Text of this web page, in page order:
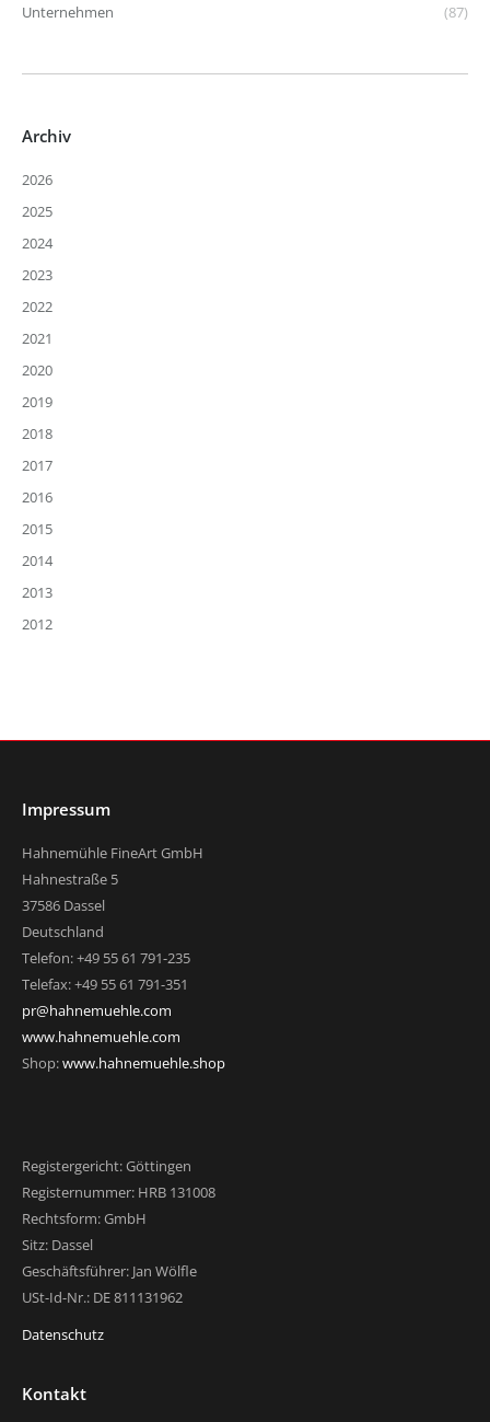
Unternehmen
(87)
Archiv
2026
2025
2024
2023
2022
2021
2020
2019
2018
2017
2016
2015
2014
2013
2012
Impressum
Hahnemühle FineArt GmbH
Hahnestraße 5
37586 Dassel
Deutschland
Telefon: +49 55 61 791-235
Telefax: +49 55 61 791-351
pr@hahnemuehle.com
www.hahnemuehle.com
Shop:www.hahnemuehle.shop
Registergericht: Göttingen
Registernummer: HRB 131008
Rechtsform: GmbH
Sitz: Dassel
Geschäftsführer: Jan Wölfle
USt-Id-Nr.: DE 811131962
Datenschutz
Kontakt